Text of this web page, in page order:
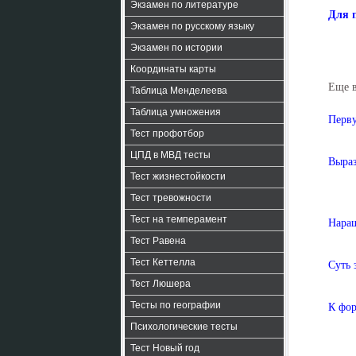
Экзамен по литературе
Экзамен по русскому языку
Экзамен по истории
Координаты карты
Таблица Менделеева
Таблица умножения
Тест профотбор
ЦПД в МВД тесты
Тест жизнестойкости
Тест тревожности
Тест на темперамент
Тест Равена
Тест Кеттелла
Тест Люшера
Тесты по географии
Психологические тесты
Тест Новый год
Для
Еще
Суть
К